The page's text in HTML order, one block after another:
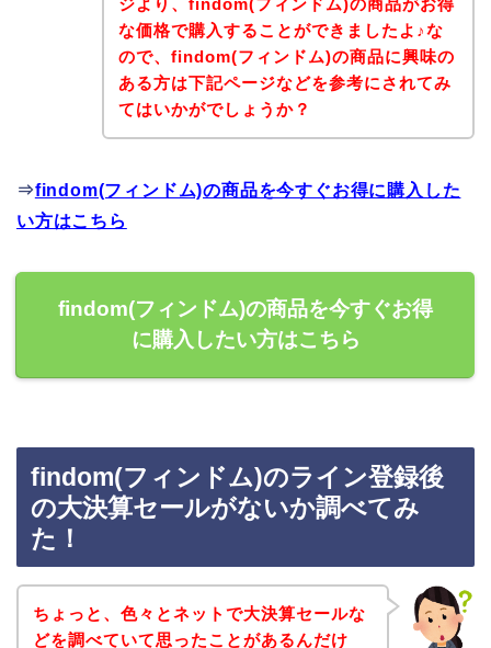
ジより、findom(フィンドム)の商品がお得
な価格で購入することができましたよ♪な
ので、findom(フィンドム)の商品に興味の
ある方は下記ページなどを参考にされてみ
てはいかがでしょうか？
⇒findom(フィンドム)の商品を今すぐお得に購入した
い方はこちら
findom(フィンドム)の商品を今すぐお得
に購入したい方はこちら
findom(フィンドム)のライン登録後
の大決算セールがないか調べてみ
た！
ちょっと、色々とネットで大決算セールな
どを調べていて思ったことがあるんだけ